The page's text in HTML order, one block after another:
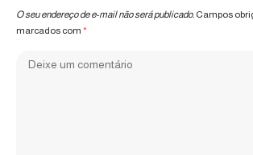
O seu endereço de e-mail não será publicado. Campos
marcados com *